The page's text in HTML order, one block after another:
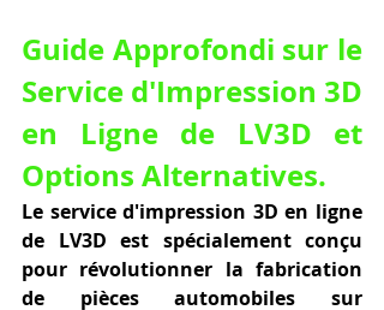
Guide Approfondi sur le
Service d'Impression 3D
en Ligne de LV3D et
Options Alternatives.
Le service d'impression 3D en ligne
de LV3D est spécialement conçu
pour révolutionner la fabrication
de pièces automobiles sur